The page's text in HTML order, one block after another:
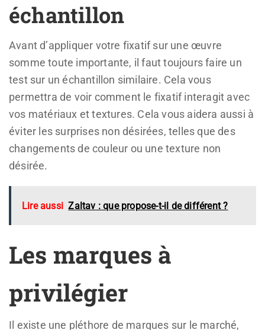
échantillon
Avant d’appliquer votre fixatif sur une œuvre
somme toute importante, il faut toujours faire un
test sur un échantillon similaire. Cela vous
permettra de voir comment le fixatif interagit avec
vos matériaux et textures. Cela vous aidera aussi à
éviter les surprises non désirées, telles que des
changements de couleur ou une texture non
désirée.
Lire aussi Zaltav : que propose-t-il de différent ?
Les marques à
privilégier
Il existe une pléthore de marques sur le marché,